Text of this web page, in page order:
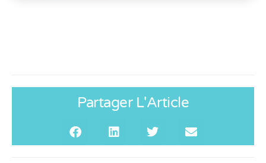
Partager L'Article